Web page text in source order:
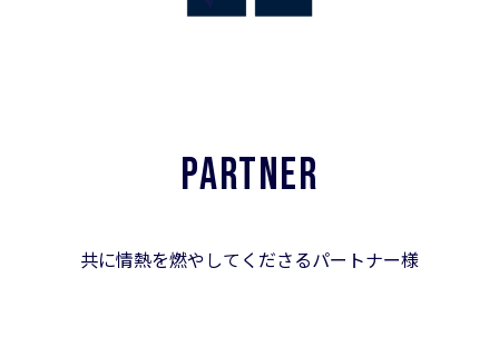
PARTNER
共に情熱を燃やしてくださるパートナー様